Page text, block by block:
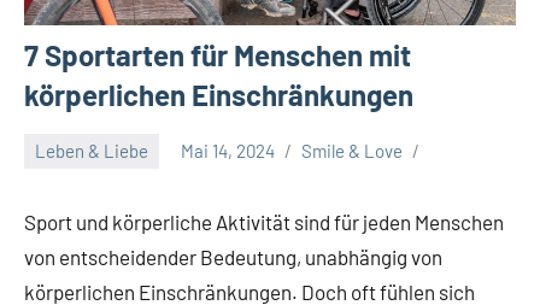
7 Sportarten für Menschen mit
körperlichen Einschränkungen
Leben & Liebe Mai 14, 2024 Smile & Love
Sport und körperliche Aktivität sind für jeden Menschen
von entscheidender Bedeutung, unabhängig von
körperlichen Einschränkungen. Doch oft fühlen sich